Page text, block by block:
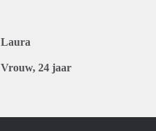
Laura
Vrouw, 24 jaar